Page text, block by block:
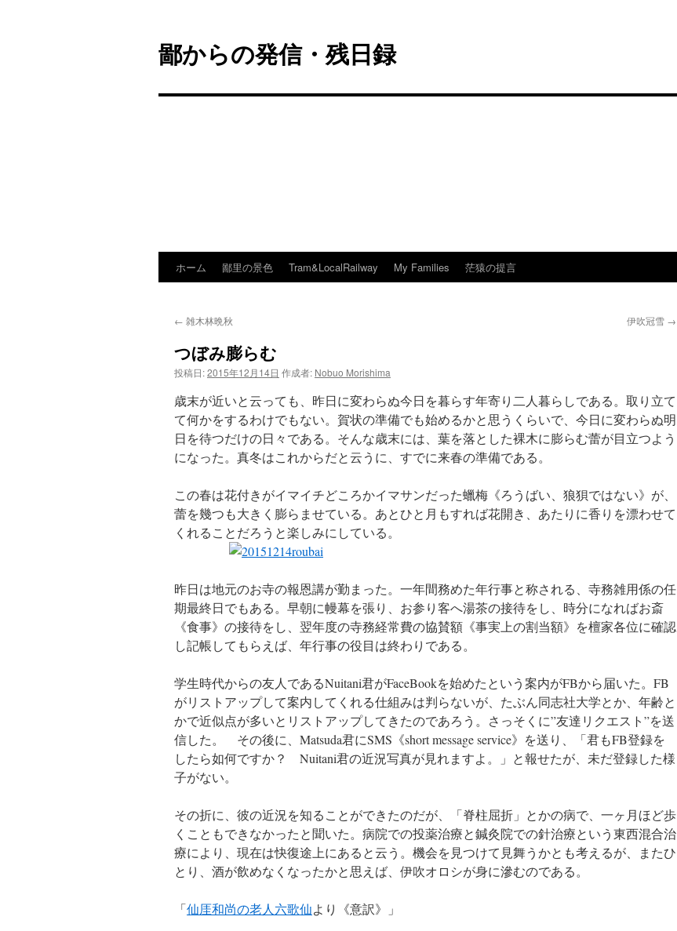
鄙からの発信・残日録
テ
ン
へ
ホーム 鄙里の景色 Tram&LocalRailway My Families 茫猿の提言
← 雑木林晩秋 伊吹冠雪 →
つぼみ膨らむ
投稿日:2015年12月14日 作成者: Nobuo Morishima
歳末が近いと云っても、昨日に変わらぬ今日を暮らす年寄り二人暮らしである。取り立て
て何かをするわけでもない。賀状の準備でも始めるかと思うくらいで、今日に変わらぬ明
日を待つだけの日々である。そんな歳末には、葉を落とした裸木に膨らむ蕾が目立つよう
になった。真冬はこれからだと云うに、すでに来春の準備である。
この春は花付きがイマイチどころかイマサンだった蠟梅《ろうばい、狼狽ではない》が、
蕾を幾つも大きく膨らませている。あとひと月もすれば花開き、あたりに香りを漂わせて
くれることだろうと楽しみにしている。
昨日は地元のお寺の報恩講が勤まった。一年間務めた年行事と称される、寺務雑用係の任
期最終日でもある。早朝に幔幕を張り、お参り客へ湯茶の接待をし、時分になればお斎
《食事》の接待をし、翌年度の寺務経常費の協賛額《事実上の割当額》を檀家各位に確認
し記帳してもらえば、年行事の役目は終わりである。
学生時代からの友人であるNuitani君がFaceBookを始めたという案内がFBから届いた。FB
がリストアップして案内してくれる仕組みは判らないが、たぶん同志社大学とか、年齢と
かで近似点が多いとリストアップしてきたのであろう。さっそくに”友達リクエスト”を送
信した。 その後に、Matsuda君にSMS《short message service》を送り、「君もFB登録を
したら如何ですか？ Nuitani君の近況写真が見れますよ。」と報せたが、未だ登録した様
子がない。
その折に、彼の近況を知ることができたのだが、「脊柱屈折」とかの病で、一ヶ月ほど歩
くこともできなかったと聞いた。病院での投薬治療と鍼灸院での針治療という東西混合治
療により、現在は快復途上にあると云う。機会を見つけて見舞うかとも考えるが、またひ
とり、酒が飲めなくなったかと思えば、伊吹オロシが身に滲むのである。
「仙厓和尚の老人六歌仙より《意訳》」